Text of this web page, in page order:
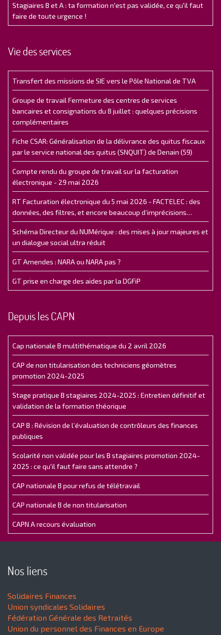
Stagiaires B et A : ta formation n'est pas validée, ce qu'il faut
faire de toute urgence !
Vie des services
Transfert des missions de SIE vers le Pôle National de TVA
Groupe de travail Fermeture des centres de services
bancaires et consignations du 8 juillet : quelques précisions
complémentaires
Fiche CSAR: Généralisation de la délivrance des quitus fiscaux
par le service national des quitus (SNQUIT) de Denain (59)
Compte rendu du groupe de travail sur la facturation
électronique - 29 mai 2026
RT Facturation électronique du 5 mai 2026 - FACTELEC : des
données, des filtres, et encore beaucoup d’imprécisions…
Schéma Directeur du NUMérique : des mises à jour majeures et
un dialogue social ultra réduit
GT Amendes : NARA ou NARA pas ?
GT prise en charge des aides par la DGFiP
Depuis les CAPN
Cap nationale B multithématique du 2 avril 2026
CAP de non titularisation des techniciens géomètres
promotion 2024-2025
Stage pratique B stagiaires 2024-2025 : Entretien définitif et
validation de la formation théorique
CAP B : Révision de l’évaluation de contrôleurs des finances
publiques
Scolarité non validée pour les B stagiaires promotion 2024-
2025 : ce qu'il faut faire sans attendre ?
CAP nationale B pour refus de télétravail
CAP nationale B de non titularisation
CAPN A recours évaluation
Nos liens
Solidaires Finances
Union syndicales Solidaires
Fédération Générale des Retraités
Union du personnel des Finances en Europe